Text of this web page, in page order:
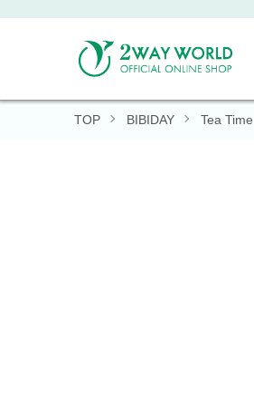
TOP BIBIDAY Tea Time